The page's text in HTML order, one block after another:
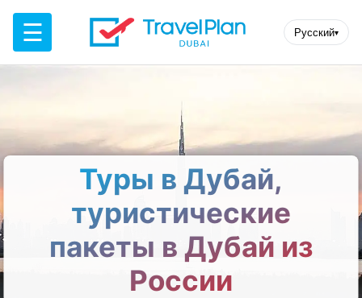
☰ Русский▾
Туры в Дубай,
туристические
пакеты в Дубай из
России